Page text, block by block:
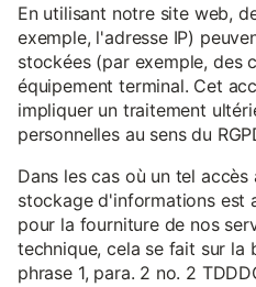
En utilisant notre site web,
exemple, l'adresse IP)
stockées (par exemple, des
équipement terminal. Cet
impliquer un traitement
personnelles au sens du
Dans les cas où un tel
stockage d'informations est
pour la fourniture de nos
technique, cela se fait sur la
phrase 1, para. 2 no. 2